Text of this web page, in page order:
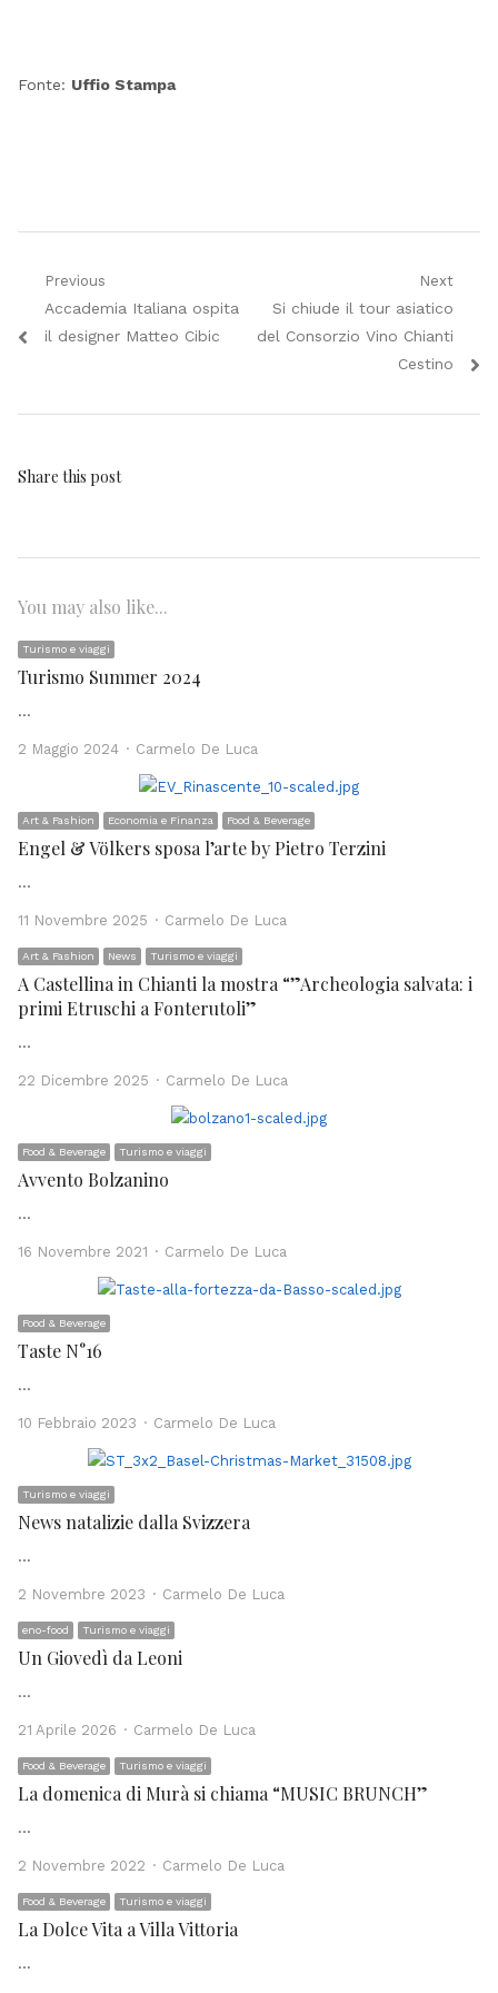
Fonte: Uffio Stampa
Navigazione
articoli
Previous
Previous
post:
Accademia Italiana ospita
il designer Matteo Cibic
Next
Next
post:
Si chiude il tour asiatico
del Consorzio Vino Chianti
Cestino
Share this post
You may also like...
Turismo e viaggi
Turismo Summer 2024
…
2 Maggio 2024 Author
Carmelo De Luca
Art & Fashion Economia e Finanza Food & Beverage
Engel & Völkers sposa l’arte by Pietro Terzini
…
11 Novembre 2025 Author
Carmelo De Luca
Art & Fashion News Turismo e viaggi
A Castellina in Chianti la mostra “”Archeologia salvata: i
primi Etruschi a Fonterutoli”
…
22 Dicembre 2025 Author
Carmelo De Luca
Food & Beverage Turismo e viaggi
Avvento Bolzanino
…
16 Novembre 2021 Author
Carmelo De Luca
Food & Beverage
Taste N°16
…
10 Febbraio 2023 Author
Carmelo De Luca
Turismo e viaggi
News natalizie dalla Svizzera
…
2 Novembre 2023 Author
Carmelo De Luca
eno-food Turismo e viaggi
Un Giovedì da Leoni
…
21 Aprile 2026 Author
Carmelo De Luca
Food & Beverage Turismo e viaggi
La domenica di Murà si chiama “MUSIC BRUNCH”
…
2 Novembre 2022 Author
Carmelo De Luca
Food & Beverage Turismo e viaggi
La Dolce Vita a Villa Vittoria
…